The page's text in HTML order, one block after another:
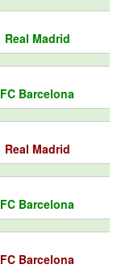
Real Madrid
FC Barcelona
Real Madrid
FC Barcelona
FC Barcelona